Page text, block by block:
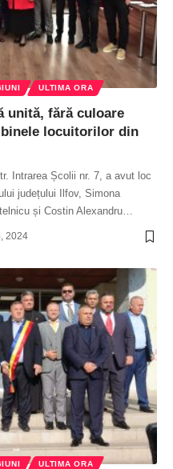
ULTIMA ORA
unită, fără culoare
locuitorilor din
Intrarea Școlii nr. 7, a avut loc
județului Ilfov, Simona
și Costin Alexandru…
2024
ULTIMA ORA